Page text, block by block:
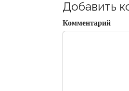
t
n
a
Добавить
Комментарий